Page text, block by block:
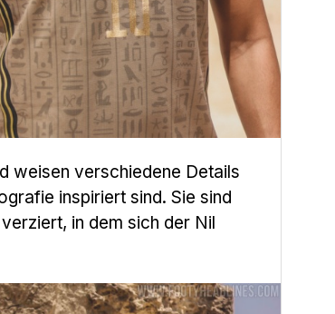
weisen verschiedene Details
inspiriert sind. Sie sind
in dem sich der Nil